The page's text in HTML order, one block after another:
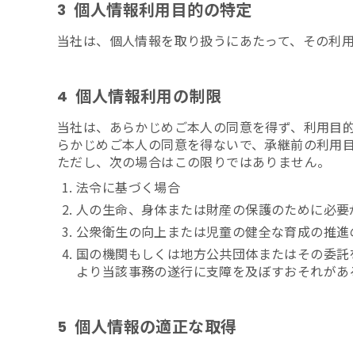
3 個人情報利用目的の特定
当社は、個人情報を取り扱うにあたって、その利
4 個人情報利用の制限
当社は、あらかじめご本人の同意を得ず、利用
らかじめご本人の同意を得ないで、承継前の利用
ただし、次の場合はこの限りではありません。
法令に基づく場合
人の生命、身体または財産の保護のために必
公衆衛生の向上または児童の健全な育成の推
国の機関もしくは地方公共団体またはその委
より当該事務の遂行に支障を及ぼすおそれがあ
5 個人情報の適正な取得